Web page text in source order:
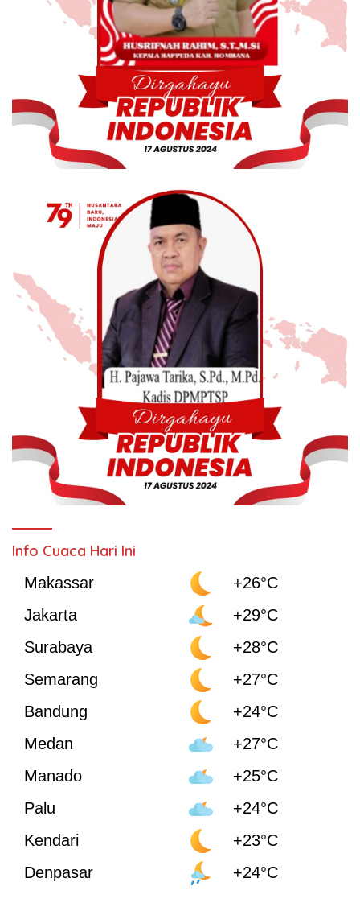
Info Cuaca Hari Ini
Makassar
+26°C
Jakarta
+29°C
Surabaya
+28°C
Semarang
+27°C
Bandung
+24°C
Medan
+27°C
Manado
+25°C
Palu
+24°C
Kendari
+23°C
Denpasar
+24°C